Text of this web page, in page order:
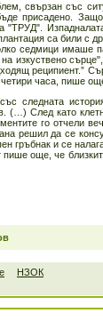
свързан със
присадено.
"ТРУД".
са били с
седмици имаше
изкуствено
реципиент.”
часа, пише още
със следната
(…) След като
го отчели
решил да се
гръбнак и се
пише още, че
НЗОК